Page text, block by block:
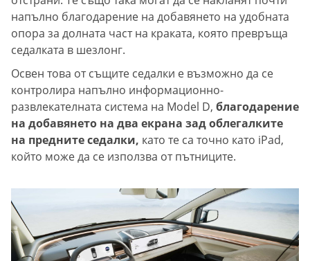
напълно благодарение на добавянето на удобната
опора за долната част на краката, която превръща
седалката в шезлонг.
Освен това от същите седалки е възможно да се
контролира напълно информационно-
развлекателната система на Model D, благодарение
на добавянето на два екрана зад облегалките
на предните седалки, като те са точно като iPad,
който може да се използва от пътниците.